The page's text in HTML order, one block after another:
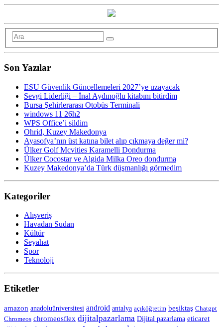
Son Yazılar
ESU Güvenlik Güncellemeleri 2027’ye uzayacak
Sevgi Liderliği – İnal Aydınoğlu kitabını bitirdim
Bursa Şehirlerarası Otobüs Terminali
windows 11 26h2
WPS Office’i sildim
Ohrid, Kuzey Makedonya
Ayasofya’nın üst katına bilet alıp çıkmaya değer mi?
Ülker Golf Mcvities Karamelli Dondurma
Ülker Cocostar ve Algida Milka Oreo dondurma
Kuzey Makedonya’da Türk düşmanlığı görmedim
Kategoriler
Alışveriş
Havadan Sudan
Kültür
Seyahat
Spor
Teknoloji
Etiketler
amazon anadoluüniversitesi android antalya açıköğretim beşiktaş Chatgpt
Chromeos chromeosflex dijitalpazarlama Dijital pazarlama eticaret